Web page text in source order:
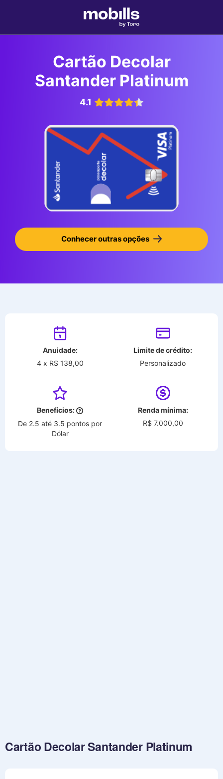
Cartão Decolar
Santander Platinum
4.1
Conhecer outras opções
Anuidade:
4 x R$ 138,00
Limite de crédito:
Personalizado
Benefícios:
De 2.5 até 3.5 pontos por
Dólar
Renda mínima:
R$ 7.000,00
Cartão Decolar Santander Platinum